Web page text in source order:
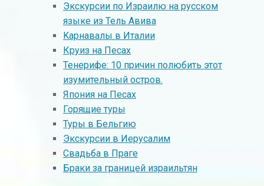
Экскурсии по Израилю на русском
языке из Тель Авива
Kарнавалы в Италии
Круиз на Песах
Тенерифе: 10 причин полюбить этот
изумительный остров.
Япония на Песах
Горящие туры
Туры в Бельгию
Экскурсии в Иерусалим
Свадьба в Праге
Браки за границей израильтян